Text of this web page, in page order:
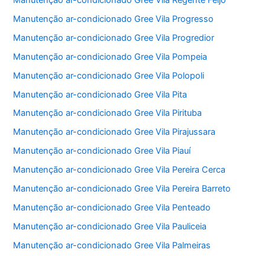
Manutenção ar-condicionado Gree Vila Progresso
Manutenção ar-condicionado Gree Vila Progredior
Manutenção ar-condicionado Gree Vila Pompeia
Manutenção ar-condicionado Gree Vila Polopoli
Manutenção ar-condicionado Gree Vila Pita
Manutenção ar-condicionado Gree Vila Pirituba
Manutenção ar-condicionado Gree Vila Pirajussara
Manutenção ar-condicionado Gree Vila Piauí
Manutenção ar-condicionado Gree Vila Pereira Cerca
Manutenção ar-condicionado Gree Vila Pereira Barreto
Manutenção ar-condicionado Gree Vila Penteado
Manutenção ar-condicionado Gree Vila Pauliceia
Manutenção ar-condicionado Gree Vila Palmeiras